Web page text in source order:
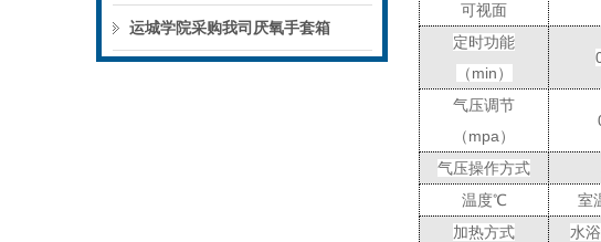
运城学院采购我司厌氧手套箱
可视面
定时功能
（min）
气压调节
（mpa）
气压操作方式
温度℃ 室
加热方式
水